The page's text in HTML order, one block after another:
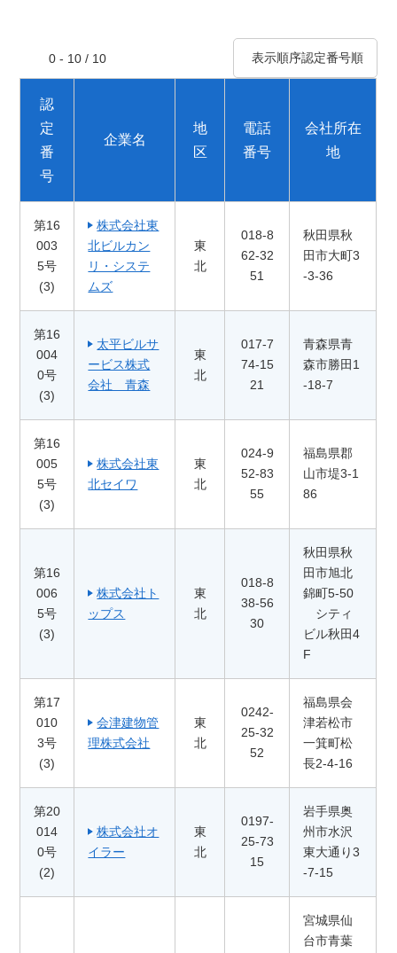
0 - 10 / 10 表示順序認定番号順
認
定
番
号
企業名
地
区
電話
番号
会社所在
地
第16
003
5号
(3)
株式会社東
北ビルカン
リ・システ
ムズ
東
北
018-8
62-32
51
秋田県秋
田市大町3
-3-36
第16
004
0号
(3)
太平ビルサ
ービス株式
会社 青森
東
北
017-7
74-15
21
青森県青
森市勝田1
-18-7
第16
005
5号
(3)
株式会社東
北セイワ
東
北
024-9
52-83
55
福島県郡
山市堤3-1
86
第16
006
5号
(3)
株式会社ト
ップス
東
北
018-8
38-56
30
秋田県秋
田市旭北
錦町5-50
シティ
ビル秋田4
F
第17
010
3号
(3)
会津建物管
理株式会社
東
北
0242-
25-32
52
福島県会
津若松市
一箕町松
長2-4-16
第20
014
0号
(2)
株式会社オ
イラー
東
北
0197-
25-73
15
岩手県奥
州市水沢
東大通り3
-7-15
宮城県仙
台市青葉